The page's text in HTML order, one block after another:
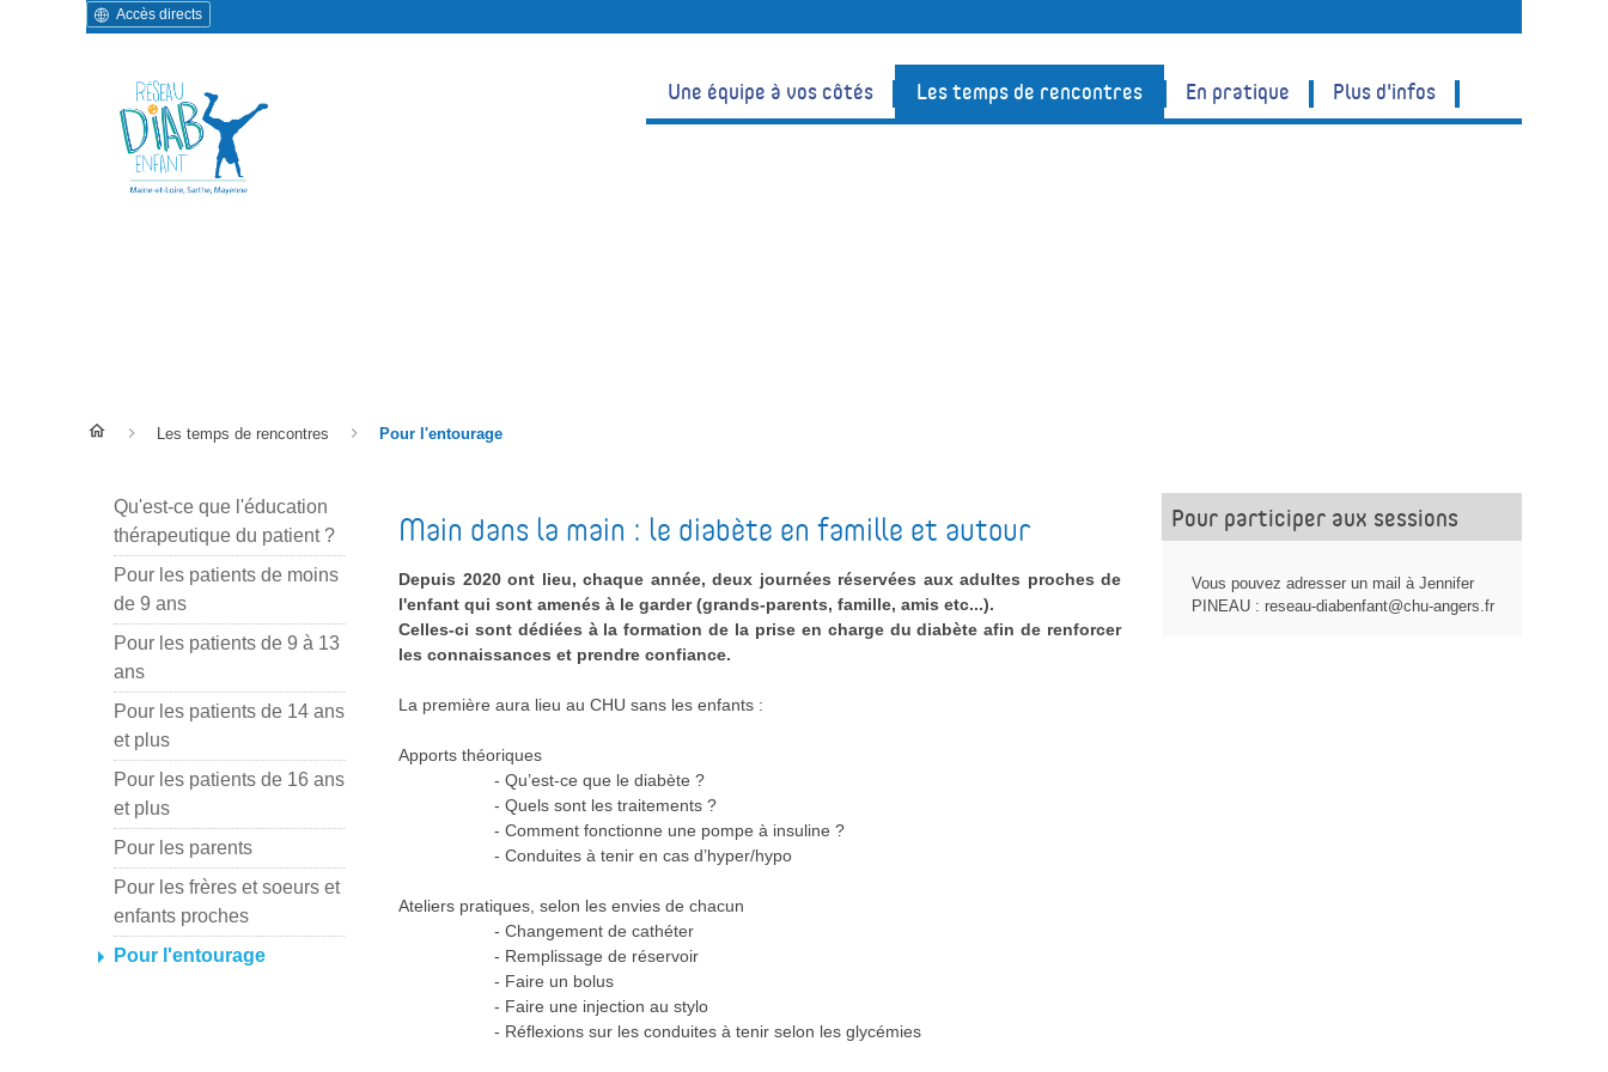
Accès directs
Une équipe à vos côtés Les temps de rencontres En pratique Plus d'infos
Les temps de rencontres Pour l'entourage
Main dans la main : le diabète en famille et autour
Depuis 2020 ont lieu, chaque année, deux journées réservées aux adultes proches de
l'enfant qui sont amenés à le garder (grands-parents, famille, amis etc...).
Celles-ci sont dédiées à la formation de la prise en charge du diabète afin de renforcer
les connaissances et prendre confiance.
La première aura lieu au CHU sans les enfants :
Apports théoriques
- Qu’est-ce que le diabète ?
- Quels sont les traitements ?
- Comment fonctionne une pompe à insuline ?
- Conduites à tenir en cas d’hyper/hypo
Ateliers pratiques, selon les envies de chacun
- Changement de cathéter
- Remplissage de réservoir
- Faire un bolus
- Faire une injection au stylo
- Réflexions sur les conduites à tenir selon les glycémies
Pour participer aux sessions
Vous pouvez adresser un mail à Jennifer
PINEAU : reseau-diabenfant@chu-angers.fr
Qu'est-ce que l'éducation
thérapeutique du patient ?
Pour les patients de moins
de 9 ans
Pour les patients de 9 à 13
ans
Pour les patients de 14 ans
et plus
Pour les patients de 16 ans
et plus
Pour les parents
Pour les frères et soeurs et
enfants proches
Pour l'entourage